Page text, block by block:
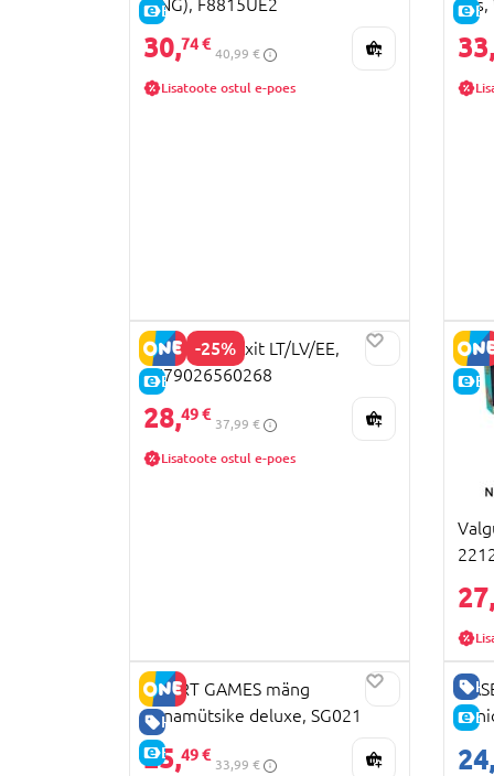
E-HIND
(ENG), F8815UE2
30,74 €
40,99 €
Lisatoote ostul e-poes
E-
Ilus,
33,
-25%
E-HIND
Lauamäng Dixit LT/LV/EE,
4779026560268
28,49 €
37,99 €
Lisatoote ostul e-poes
E-
27,
HEA HIND
E-HIND
SMART GAMES mäng
Punamütsike deluxe, SG021
25,49 €
33,99 €
E-
24,